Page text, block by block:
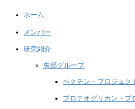
ホーム
メンバー
研究紹介
矢部グループ
ペクチン・プロジェク
プロテオグリカン・プ